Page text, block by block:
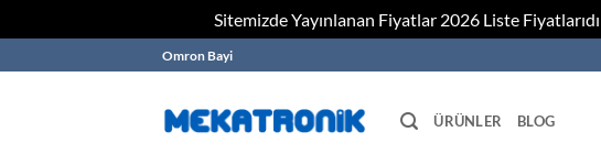
Sitemizde Yayınlanan Fiyatlar 2026 Liste
to
Omron Bayi
ÜRÜNLER BLOG